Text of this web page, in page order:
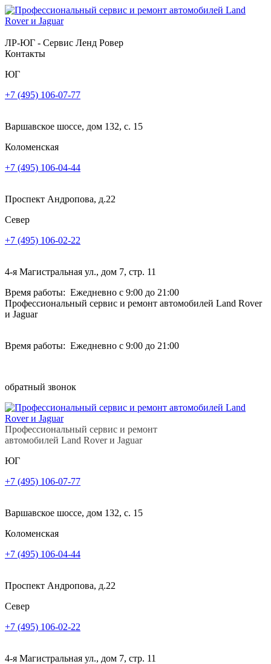
ЛР-ЮГ - Сервис Ленд Ровер
Контакты
ЮГ
+7 (495) 106-07-77
Варшавское шоссе, дом 132, с. 15
Коломенская
+7 (495) 106-04-44
Проспект Андропова, д.22
Север
+7 (495) 106-02-22
4-я Магистральная ул., дом 7, стр. 11
Время работы: Ежедневно с 9:00 до 21:00
Профессиональный сервис и ремонт автомобилей Land Rover
и Jaguar
Время работы: Ежедневно с 9:00 до 21:00
обратный звонок
Профессиональный сервис и ремонт
автомобилей Land Rover и Jaguar
ЮГ
+7 (495) 106-07-77
Варшавское шоссе, дом 132, с. 15
Коломенская
+7 (495) 106-04-44
Проспект Андропова, д.22
Север
+7 (495) 106-02-22
4-я Магистральная ул., дом 7, стр. 11